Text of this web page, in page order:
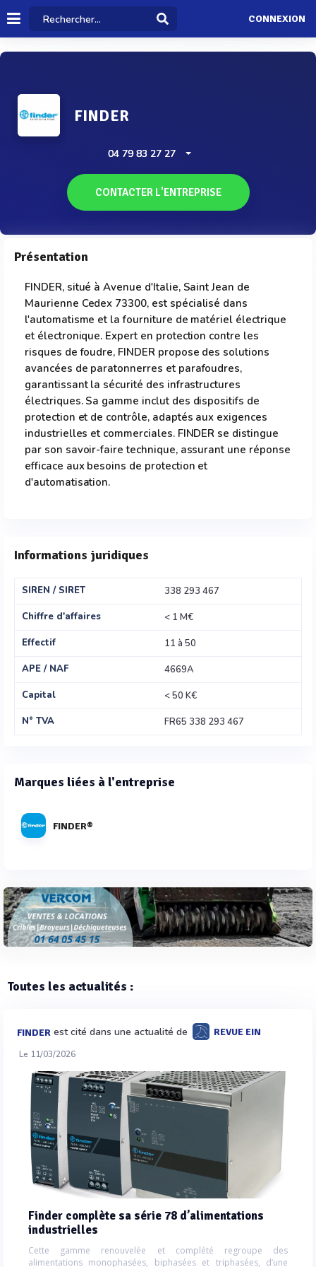
CONNEXION
FINDER
04 79 83 27 27
CONTACTER L'ENTREPRISE
Présentation
FINDER, situé à Avenue d'Italie, Saint Jean de
Maurienne Cedex 73300, est spécialisé dans
l'automatisme et la fourniture de matériel électrique
et électronique. Expert en protection contre les
risques de foudre, FINDER propose des solutions
avancées de paratonnerres et parafoudres,
garantissant la sécurité des infrastructures
électriques. Sa gamme inclut des dispositifs de
protection et de contrôle, adaptés aux exigences
industrielles et commerciales. FINDER se distingue
par son savoir-faire technique, assurant une réponse
efficace aux besoins de protection et
d'automatisation.
Informations juridiques
SIREN / SIRET
338 293 467
Chiffre d'affaires
< 1 M€
Effectif
11 à 50
APE / NAF
4669A
Capital
< 50 K€
N° TVA
FR65 338 293 467
Marques liées à l'entreprise
FINDER®
Toutes les actualités :
FINDER est cité dans une actualité de REVUE EIN
Le 11/03/2026
Finder complète sa série 78 d’alimentations
industrielles
Cette gamme renouvelée et complété regroupe des
alimentations monophasées, biphasées et triphasées, d’une